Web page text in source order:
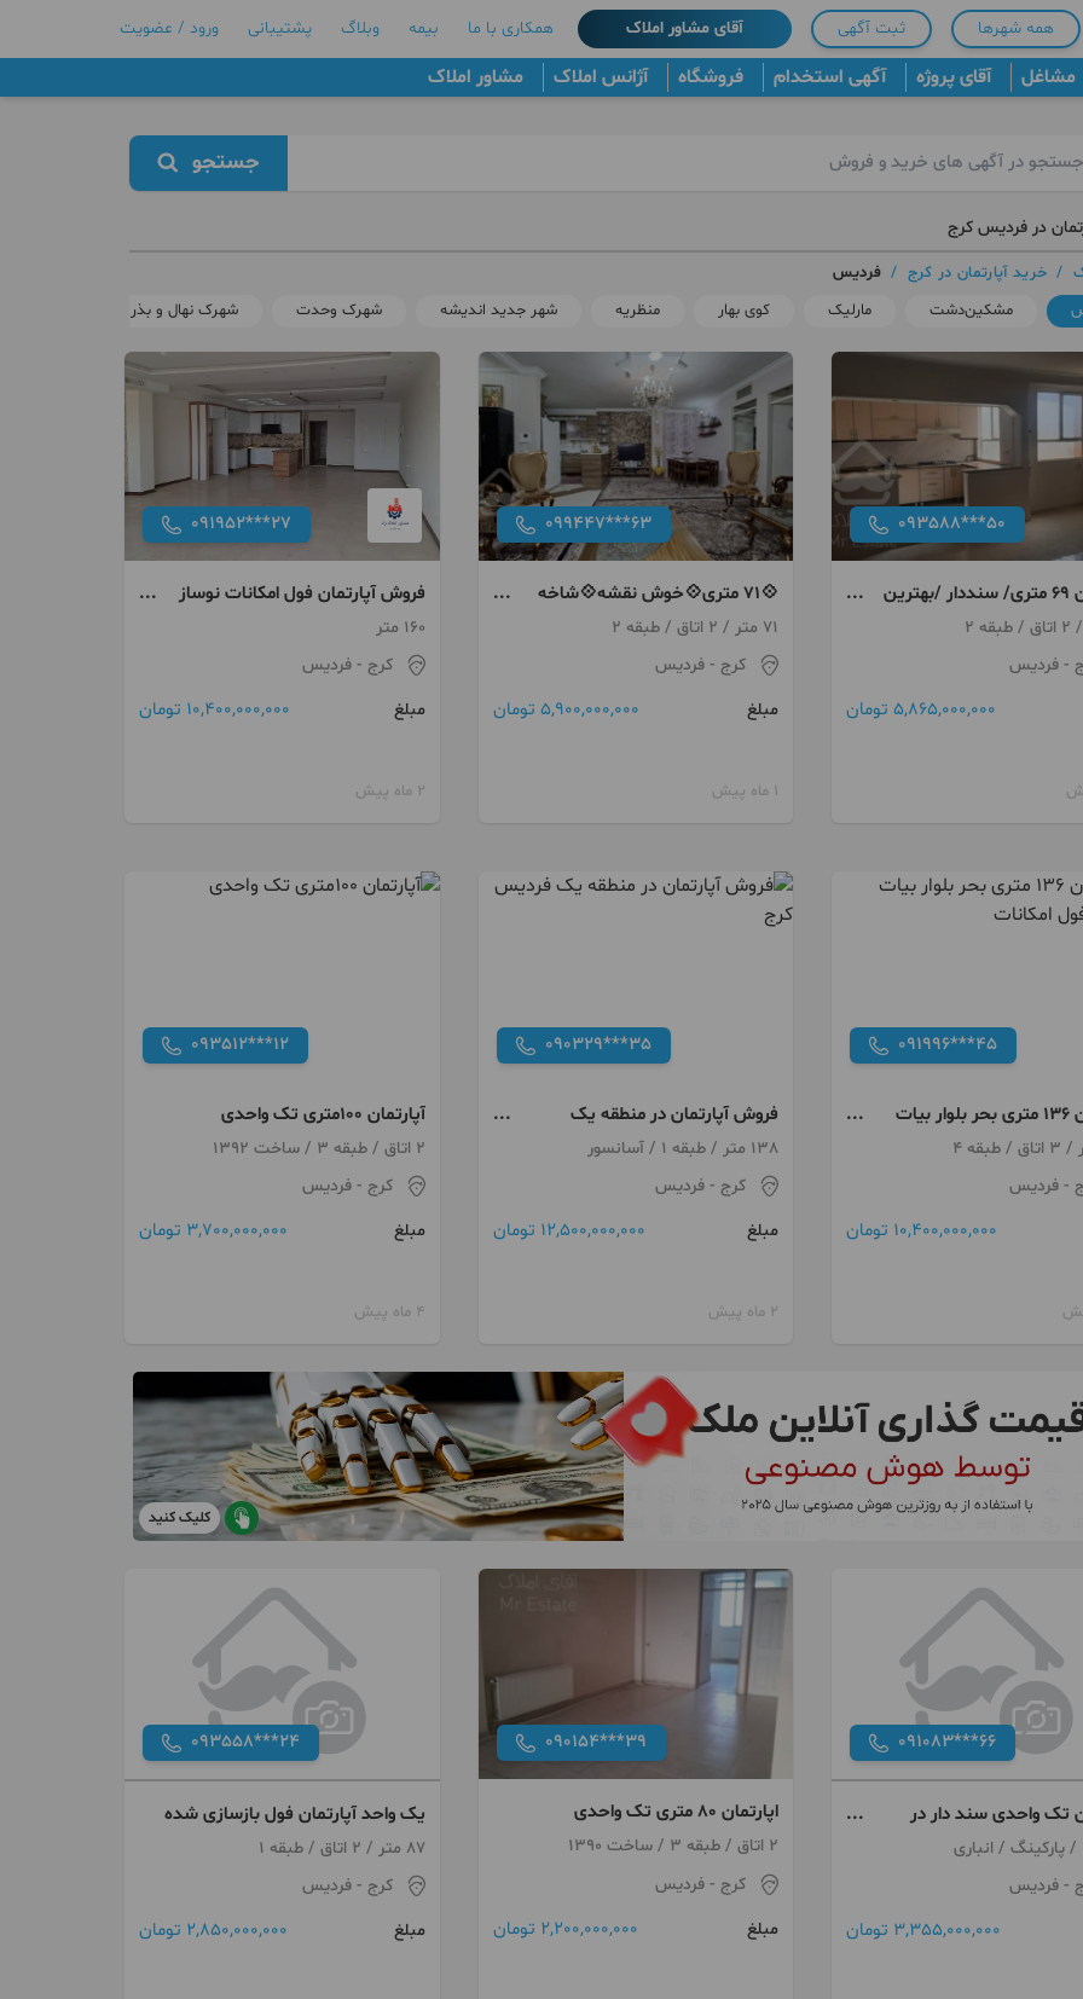
همه شهرها ثبت آگهی آقای مشاور املاک همکاری با ما بیمه وبلاگ پشتیبانی ورود / عضویت
مشاغل آقای پروژه آگهی استخدام فروشگاه آژانس املاک مشاور املاک
جستجو
در فردیس کرج
/ خرید آپارتمان در کرج / فردیس
مشکین‌دشت مارلیک کوی بهار منظریه شهر جدید اندیشه شهرک وحدت شهرک نهال و بذر
093588***50
آپارتمان 69 متری/ سنددار /بهترین
فردیس کرج
- فردیس
5,865,000,000 تومان
099447***63
💠71 متری💠خوش نقشه💠شاخه
اصلی💠بازدید کن عاشقش میشی💠
71 متر / 2 اتاق / طبقه 2
کرج- فردیس
مبلغ
5,900,000,000 تومان
1 ماه پیش
091952***27
فروش آپارتمان فول امکانات نوساز
شهرک ارم
160 متر
کرج - فردیس
مبلغ
10,400,000,000 تومان
2 ماه پیش
091996***45
آپارتمان 136 متری بحر بلوار بیات
فول امکانات
- فردیس
10,400,000,000 تومان
090329***35
فروش آپارتمان در منطقه یک
فردیس کرج
138 متر / طبقه 1 / آسانسور
کرج- فردیس
مبلغ
12,500,000,000 تومان
2 ماه پیش
093512***12
آپارتمان ۱۰۰متری تک واحدی
2 اتاق / طبقه 3 / ساخت 1392
کرج - فردیس
مبلغ
3,700,000,000 تومان
4 ماه پیش
کلیک کنید
091083***66
تک واحدی سند دار در
- فردیس
3,355,000,000 تومان
090154***39
اپارتمان ۸۰ متری تک واحدی
2 اتاق / طبقه 3 / ساخت 1390
کرج- فردیس
مبلغ
2,200,000,000 تومان
093558***24
یک واحد آپارتمان فول بازسازی شده
87 متر / 2 اتاق / طبقه 1
کرج - فردیس
مبلغ
2,850,000,000 تومان